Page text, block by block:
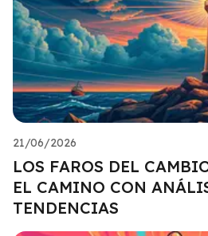
21/06/2026
LOS FAROS DEL
EL CAMINO CON
TENDENCIAS